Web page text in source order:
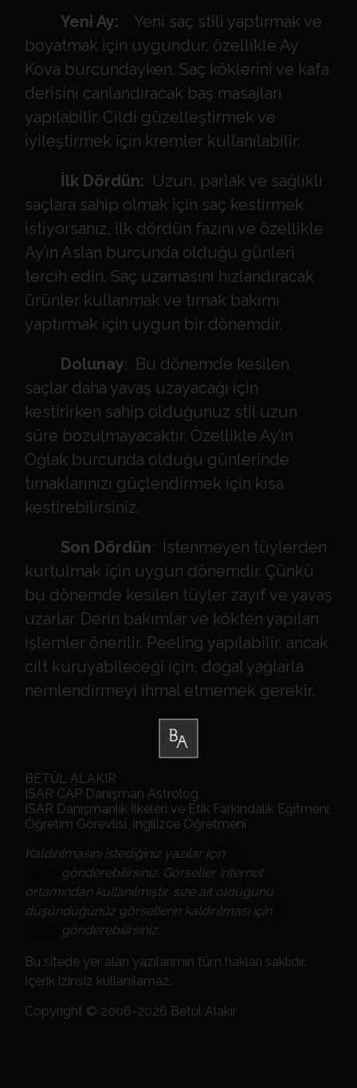
Yeni Ay: Yeni saç stili yaptırmak ve
boyatmak için uygundur, özellikle Ay
Kova burcundayken. Saç köklerini ve kafa
derisini canlandıracak baş masajları
yapılabilir. Cildi güzelleştirmek ve
iyileştirmek için kremler kullanılabilir.
İlk Dördün: Uzun, parlak ve sağlıklı
saçlara sahip olmak için saç kestirmek
istiyorsanız, ilk dördün fazını ve özellikle
Ay’ın Aslan burcunda olduğu günleri
tercih edin. Saç uzamasını hızlandıracak
ürünler kullanmak ve tırnak bakımı
yaptırmak için uygun bir dönemdir.
Dolunay: Bu dönemde kesilen
saçlar daha yavaş uzayacağı için
kestirirken sahip olduğunuz stil uzun
süre bozulmayacaktır. Özellikle Ay’ın
Oğlak burcunda olduğu günlerinde
tırnaklarınızı güçlendirmek için kısa
kestirebilirsiniz.
Son Dördün: İstenmeyen tüylerden
kurtulmak için uygun dönemdir. Çünkü
bu dönemde kesilen tüyler zayıf ve yavaş
uzarlar. Derin bakımlar ve kökten yapılan
işlemler önerilir. Peeling yapılabilir, ancak
cilt kuruyabileceği için, doğal yağlarla
nemlendirmeyi ihmal etmemek gerekir.
BETÜL ALAKIR
ISAR CAP Danışman Astrolog,
ISAR Danışmanlık İlkeleri ve Etik Farkındalık Eğitmeni,
Öğretim Görevlisi, İngilizce Öğretmeni
Kaldırılmasını istediğiniz yazılar için
gönderebilirsiniz. Görseller internet
ortamından kullanılmıştır, size ait olduğunu
düşündüğünüz görsellerin kaldırılması için
gönderebilirsiniz.
Bu sitede yer alan yazılarımın tüm hakları saklıdır.
İçerik izinsiz kullanılamaz.
Copyright © 2006-2026 Betül Alakır